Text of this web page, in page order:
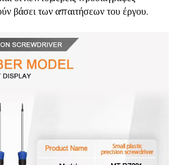
βάσει των απαιτήσεων του έργου.